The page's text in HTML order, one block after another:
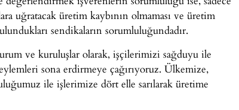
uğratacak üretim kaybının olmaması ve üretim
sendikaların sorumluluğundadır.
ve kuruluşlar olarak, işçilerimizi sağduyu ile
sona erdirmeye çağırıyoruz. Ülkemize,
ile işlerimize dört elle sarılarak üretime